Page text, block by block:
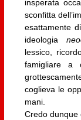
insperata
sconfitta
esattamente
ideologia
lessico,
famigliare a
coglieva le
mani.
Credo dunque